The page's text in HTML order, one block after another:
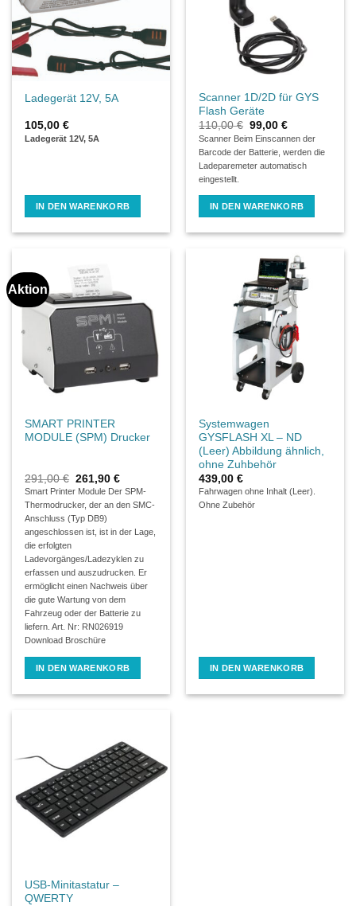
Ladegerät 12V, 5A
105,00€
Ladegerät 12V, 5A
IN DEN WARENKORB
Scanner 1D/2D für GYS
Flash Geräte
110,00€ Ursprünglicher
Preis
war:
110,00 €
99,00€Aktueller
Preis
ist:
99,00 €.
Scanner Beim Einscannen der
Barcode der Batterie, werden die
Ladeparemeter automatisch
eingestellt.
IN DEN WARENKORB
Aktion
SMART PRINTER
MODULE (SPM) Drucker
291,00€ Ursprünglicher
Preis
war:
291,00 €
261,90€Aktueller
Preis
ist:
261,90 €.
Smart Printer Module Der SPM-
Thermodrucker, der an den SMC-
Anschluss (Typ DB9)
angeschlossen ist, ist in der Lage,
die erfolgten
Ladevorgänges/Ladezyklen zu
erfassen und auszudrucken. Er
ermöglicht einen Nachweis über
die gute Wartung von dem
Fahrzeug oder der Batterie zu
liefern. Art. Nr: RN026919
Download Broschüre
IN DEN WARENKORB
Systemwagen
GYSFLASH XL – ND
(Leer) Abbildung ähnlich,
ohne Zuhbehör
439,00€
Fahrwagen ohne Inhalt (Leer).
Ohne Zubehör
IN DEN WARENKORB
USB-Minitastatur –
QWERTY